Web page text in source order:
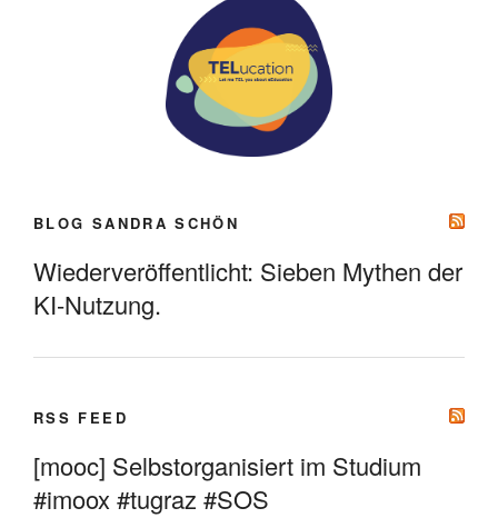
BLOG SANDRA SCHÖN
Wiederveröffentlicht: Sieben Mythen der
KI-Nutzung.
RSS FEED
[mooc] Selbstorganisiert im Studium
#imoox #tugraz #SOS